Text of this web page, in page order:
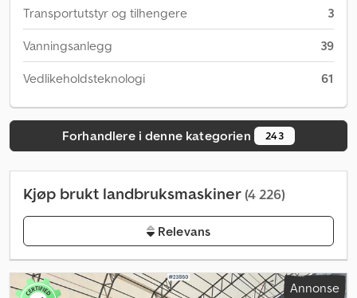
Transportutstyr og tilhengere 3
Vanningsanlegg 39
Vedlikeholdsteknologi 61
Forhandlere i denne kategorien 243
Kjøp brukt landbruksmaskiner(4 226)
Relevans
Annonse